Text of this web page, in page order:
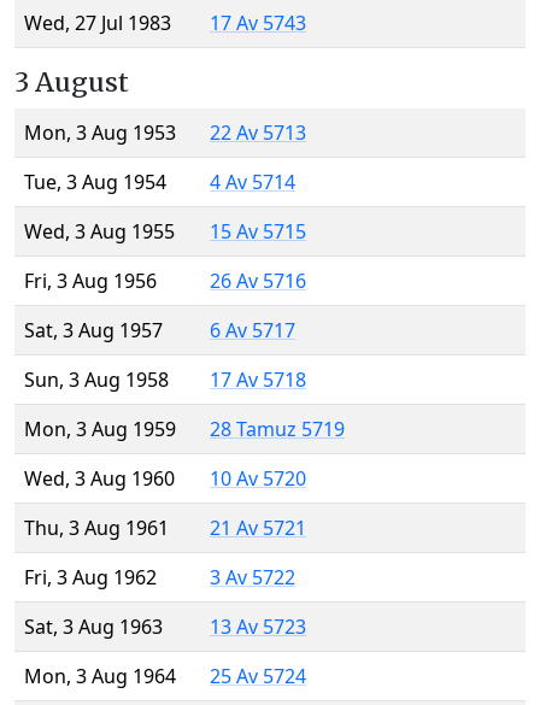
Wed, 27 Jul 1983
17 Av 5743
3 August
Mon, 3 Aug 1953
22 Av 5713
Tue, 3 Aug 1954
4 Av 5714
Wed, 3 Aug 1955
15 Av 5715
Fri, 3 Aug 1956
26 Av 5716
Sat, 3 Aug 1957
6 Av 5717
Sun, 3 Aug 1958
17 Av 5718
Mon, 3 Aug 1959
28 Tamuz 5719
Wed, 3 Aug 1960
10 Av 5720
Thu, 3 Aug 1961
21 Av 5721
Fri, 3 Aug 1962
3 Av 5722
Sat, 3 Aug 1963
13 Av 5723
Mon, 3 Aug 1964
25 Av 5724